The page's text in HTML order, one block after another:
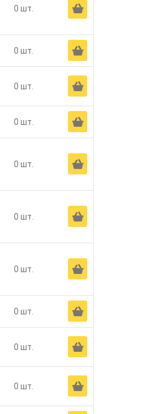
0 шт. Ä
0 шт. Ä
0 шт. Ä
0 шт. Ä
0 шт. Ä
0 шт. Ä
0 шт. Ä
0 шт. Ä
0 шт. Ä
0 шт. Ä